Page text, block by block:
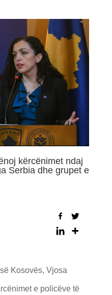
kërcënimet ndaj
Serbia dhe grupet e
Kosovës, Vjosa
e policëve të